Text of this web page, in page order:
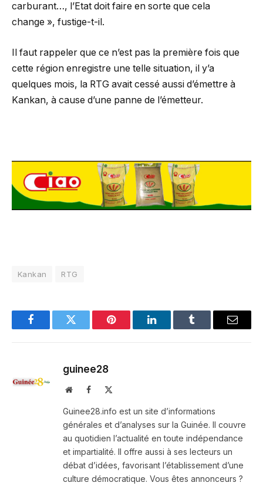
carburant…, l’Etat doit faire en sorte que cela
change », fustige-t-il.
Il faut rappeler que ce n’est pas la première fois que
cette région enregistre une telle situation, il y’a
quelques mois, la RTG avait cessé aussi d’émettre à
Kankan, à cause d’une panne de l’émetteur.
Kankan RTG
FacebookTwitter Pinterest LinkedInTumblr Email
guinee28
WebsiteFacebook
Guinee28.info est un site d’informations
générales et d’analyses sur la Guinée. Il couvre
au quotidien l’actualité en toute indépendance
et impartialité. Il offre aussi à ses lecteurs un
débat d’idées, favorisant l’établissement d’une
culture démocratique. Vous êtes annonceurs ?